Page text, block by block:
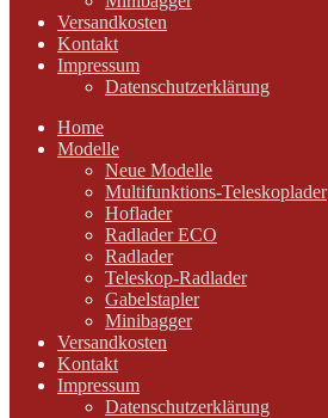
Versandkosten
Kontakt
Impressum
Datenschutzerklärung
Home
Modelle
Neue Modelle
Multifunktions-Teleskoplader
Hoflader
Radlader ECO
Radlader
Teleskop-Radlader
Gabelstapler
Minibagger
Versandkosten
Kontakt
Impressum
Datenschutzerklärung